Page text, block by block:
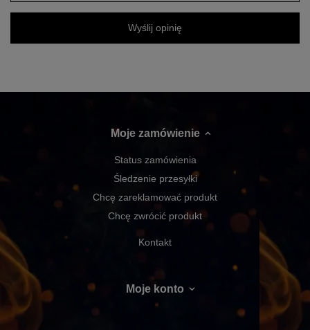
Wyślij opinię
Moje zamówienie
Status zamówienia
Śledzenie przesyłki
Chcę zareklamować produkt
Chcę zwrócić produkt
Kontakt
Moje konto